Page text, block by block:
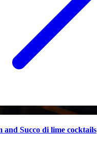
and Succo di lime cocktails